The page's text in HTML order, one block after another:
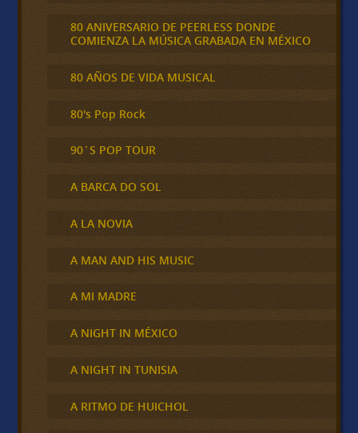
80 ANIVERSARIO DE PEERLESS DONDE
COMIENZA LA MÚSICA GRABADA EN MÉXICO
80 AÑOS DE VIDA MUSICAL
80's Pop Rock
90´S POP TOUR
A BARCA DO SOL
A LA NOVIA
A MAN AND HIS MUSIC
A MI MADRE
A NIGHT IN MÉXICO
A NIGHT IN TUNISIA
A RITMO DE HUICHOL